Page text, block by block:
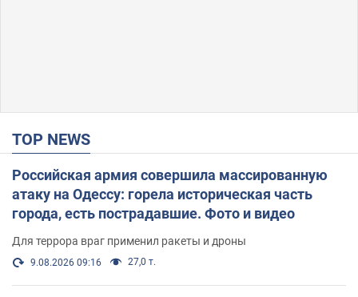
TOP NEWS
Российская армия совершила массированную
атаку на Одессу: горела историческая часть
города, есть пострадавшие. Фото и видео
Для террора враг применил ракеты и дроны
9.08.2026 09:16 27,0 т.